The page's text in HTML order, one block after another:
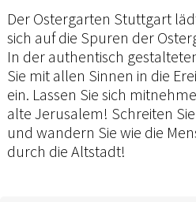
Der Ostergarten Stuttgart
sich auf die Spuren der
In der authentisch
Sie mit allen Sinnen in die
ein. Lassen Sie sich
alte Jerusalem! Schreiten
und wandern Sie wie die
durch die Altstadt!